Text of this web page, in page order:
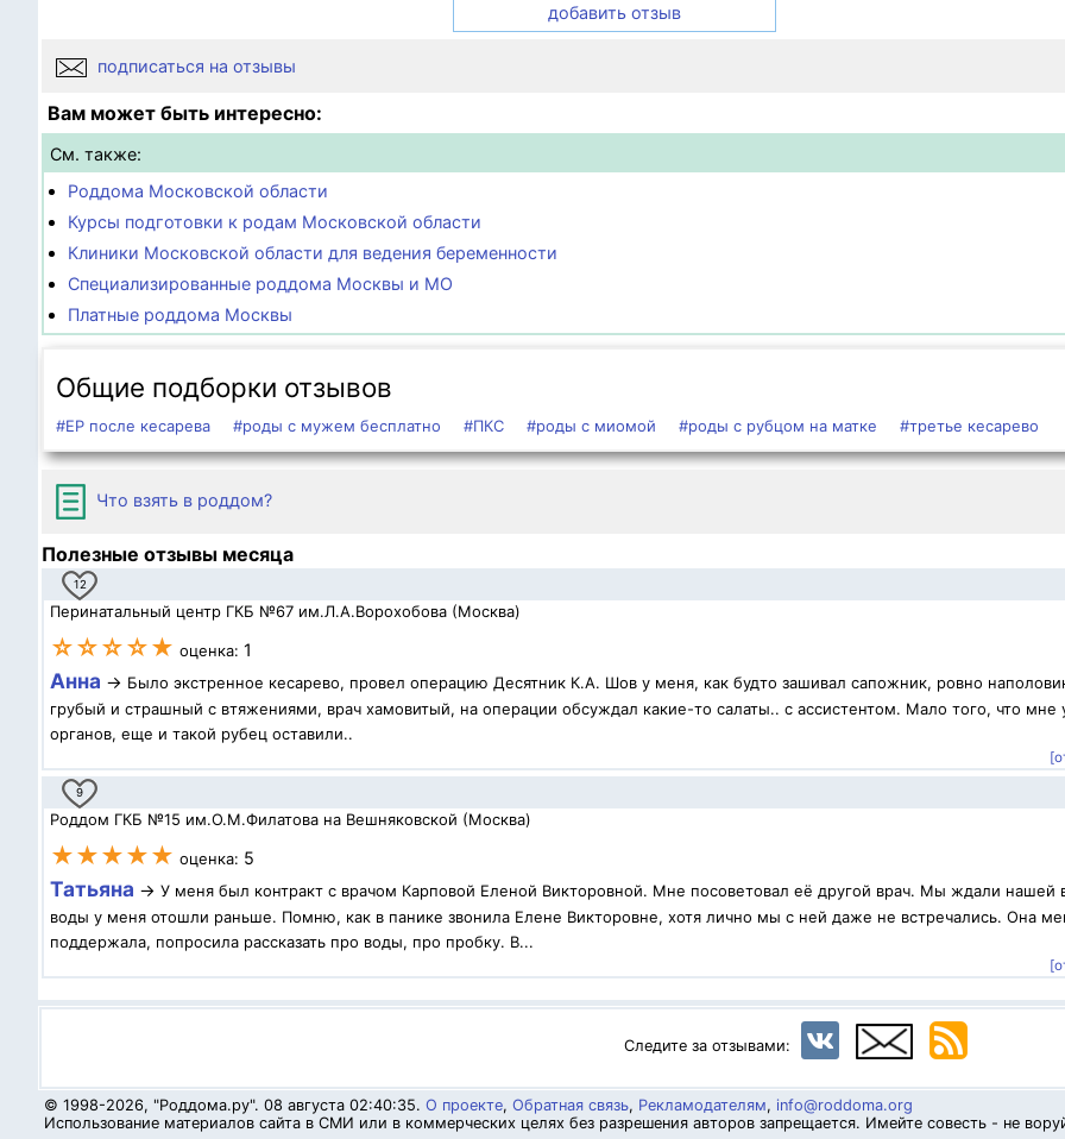
добавить отзыв
подписаться на отзывы
Вам может быть интересно:
См. также:
Роддома Московской области
Курсы подготовки к родам Московской области
Клиники Московской области для ведения беременности
Специализированные роддома Москвы и МО
Платные роддома Москвы
Общие подборки отзывов
#ЕР после кесарева #роды с мужем бесплатно #ПКС #роды с миомой #роды с рубцом на матке #третье кесарево
Что взять в роддом?
Полезные отзывы месяца
12
Перинатальный центр ГКБ №67 им.Л.А.Ворохобова (Москва)
☆☆☆☆★ оценка: 1
Анна → Было экстренное кесарево, провел операцию Десятник К.А. Шов у меня, как будто зашивал сапожник, ровно
грубый и страшный с втяжениями, врач хамовитый, на операции обсуждал какие-то салаты.. с ассистентом. Мало того, что мне
органов, еще и такой рубец оставили..
9
Роддом ГКБ №15 им.О.М.Филатова на Вешняковской (Москва)
★★★★★ оценка: 5
Татьяна → У меня был контракт с врачом Карповой Еленой Викторовной. Мне посоветовал её другой врач. Мы ждали нашей
воды у меня отошли раньше. Помню, как в панике звонила Елене Викторовне, хотя лично мы с ней даже не встречались. Она
поддержала, попросила рассказать про воды, про пробку. В...
Следите за отзывами:
© 1998-2026, "Роддома.ру". 08 августа 02:40:35. О проекте, Обратная связь, Рекламодателям, info@roddoma.org
Использование материалов сайта в СМИ или в коммерческих целях без разрешения авторов запрещается. Имейте совесть - не